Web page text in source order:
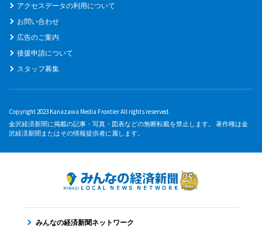
アクセスデータの利用について
お問い合わせ
広告のご案内
後援申請について
スタッフ募集
Copyright 2023 Kanazawa Media Frontier All rights reserved.
金沢経済新聞に掲載の記事・写真・図表などの無断転載を禁止します。 著作権は金
沢経済新聞またはその情報提供者に属します。
みんなの経済新聞ネットワーク